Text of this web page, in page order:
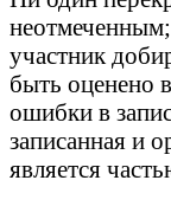
участник
быть оценено
ошибки в
записанная и
является